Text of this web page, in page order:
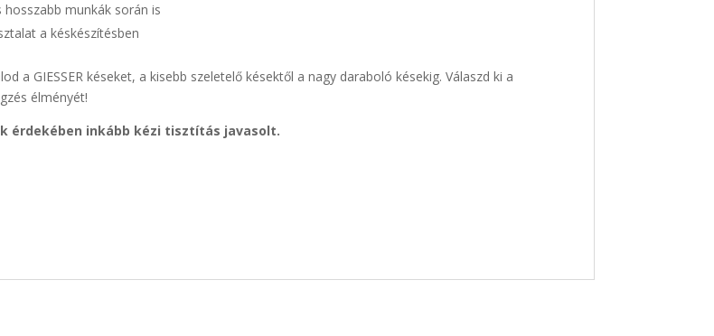
munkák során is
a késkészítésben
a GIESSER késeket, a kisebb szeletelő késektől a nagy daraboló késekig. Válaszd ki a
élményét!
érdekében inkább kézi tisztítás javasolt.